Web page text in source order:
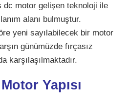
dc motor gelişen teknoloji ile
alanı bulmuştur.
yeni sayılabilecek bir motor
günümüzde fırçasız
karşılaşılmaktadır.
Yapısı